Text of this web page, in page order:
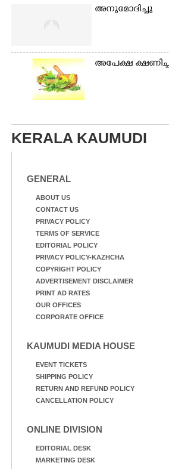
അനുമോദിച്ചു
അപേക്ഷ
KERALA KAUMUDI
GENERAL
ABOUT US
CONTACT US
PRIVACY POLICY
TERMS OF SERVICE
EDITORIAL POLICY
PRIVACY POLICY-KAZHCHA
COPYRIGHT POLICY
ADVERTISEMENT DISCLAIMER
PRINT AD RATES
OUR OFFICES
CORPORATE OFFICE
KAUMUDI MEDIA HOUSE
EVENT TICKETS
SHIPPING POLICY
RETURN AND REFUND POLICY
CANCELLATION POLICY
ONLINE DIVISION
EDITORIAL DESK
MARKETING DESK